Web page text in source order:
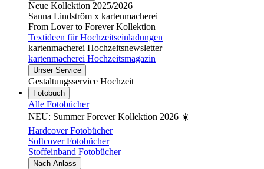
Neue Kollektion 2025/2026
Sanna Lindström x kartenmacherei
From Lover to Forever Kollektion
Textideen für Hochzeitseinladungen
kartenmacherei Hochzeitsnewsletter
kartenmacherei Hochzeitsmagazin
Unser Service
Gestaltungsservice Hochzeit
Fotobuch
Alle Fotobücher
NEU: Summer Forever Kollektion 2026 ☀️
Hardcover Fotobücher
Softcover Fotobücher
Stoffeinband Fotobücher
Nach Anlass